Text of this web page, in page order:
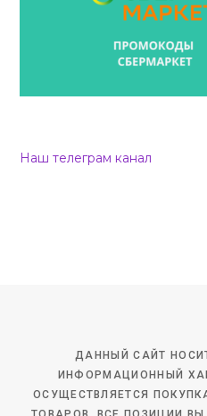
Наш телеграм канал
ДАННЫЙ САЙТ
ИНФОРМАЦИОННЫЙ
ОСУЩЕСТВЛЯЕТСЯ